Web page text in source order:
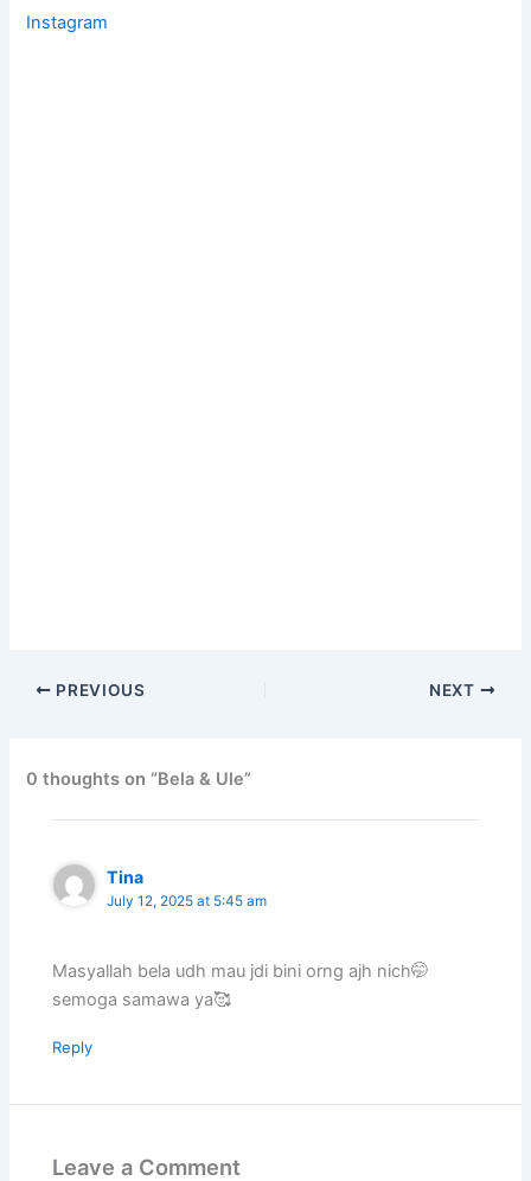
Instagram
PREVIOUS NEXT
0 thoughts on “Bela & Ule”
Tina
July 12, 2025 at 5:45 am
Masyallah bela udh mau jdi bini orng ajh nich🤭
semoga samawa ya🥰
Reply
Leave a Comment